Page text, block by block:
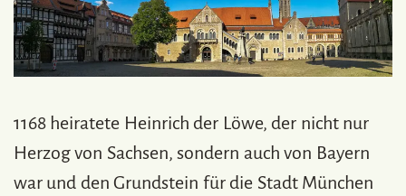
1168 heiratete Heinrich der Löwe, der nicht nur
Herzog von Sachsen, sondern auch von Bayern
war und den Grundstein für die Stadt München